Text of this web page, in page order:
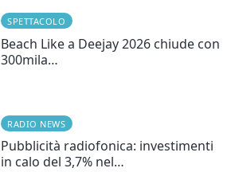
SPETTACOLO
Beach Like a Deejay 2026 chiude con
300mila…
RADIO NEWS
Pubblicità radiofonica: investimenti
in calo del 3,7% nel…